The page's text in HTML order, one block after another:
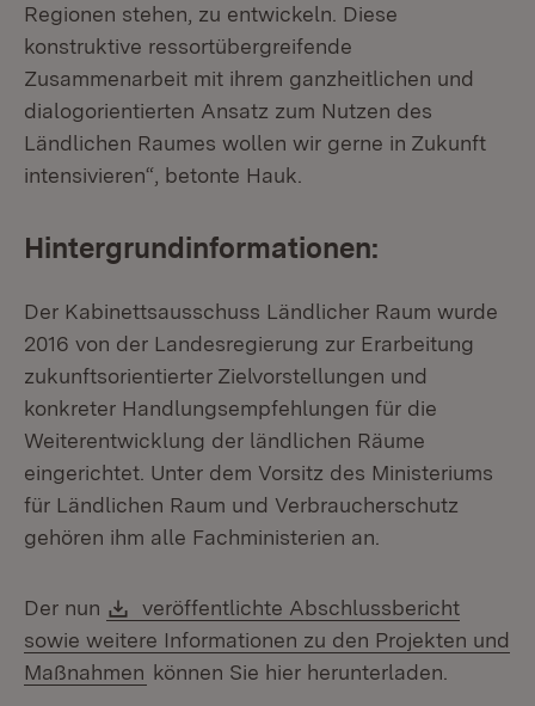
Regionen stehen, zu entwickeln. Diese
konstruktive ressortübergreifende
Zusammenarbeit mit ihrem ganzheitlichen und
dialogorientierten Ansatz zum Nutzen des
Ländlichen Raumes wollen wir gerne in Zukunft
intensivieren“, betonte Hauk.
Hintergrundinformationen:
Der Kabinettsausschuss Ländlicher Raum wurde
2016 von der Landesregierung zur Erarbeitung
zukunftsorientierter Zielvorstellungen und
konkreter Handlungsempfehlungen für die
Weiterentwicklung der ländlichen Räume
eingerichtet. Unter dem Vorsitz des Ministeriums
für Ländlichen Raum und Verbraucherschutz
gehören ihm alle Fachministerien an.
Der nun Download:
veröffentlichte Abschlussbericht
sowie weitere Informationen zu den Projekten und
Maßnahmen (Öffnet in neuem Fenster)
können Sie hier herunterladen.